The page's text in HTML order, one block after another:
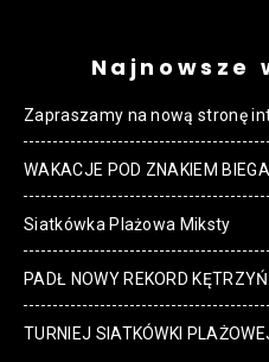
Najnowsze
Zapraszamy na nową stronę
WAKACJE POD ZNAKIEM
Siatkówka Plażowa Miksty
PADŁ NOWY REKORD
TURNIEJ SIATKÓWKI